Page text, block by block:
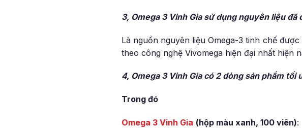
3, Omega 3 Vinh Gia sử dụng nguyên liệu
Là nguồn nguyên liệu Omega-3 tinh chế
theo công nghệ Vivomega hiện đại nhất hiện
4, Omega 3 Vinh Gia có 2 dòng sản phẩm
Trong đó
Omega 3 Vinh Gia (hộp màu xanh, 100 viên):